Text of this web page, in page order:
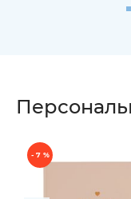
- 7 %